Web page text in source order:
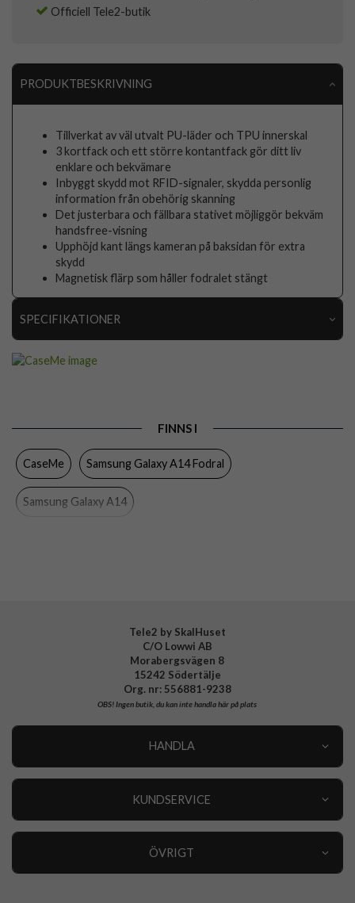
Officiell Tele2-butik
PRODUKTBESKRIVNING
Tillverkat av väl utvalt PU-läder och TPU innerskal
3 kortfack och ett större kontantfack gör ditt liv
enklare och bekvämare
Inbyggt skydd mot RFID-signaler, skydda personlig
information från obehörig skanning
Det justerbara och fällbara stativet möjliggör bekväm
handsfree-visning
Upphöjd kant längs kameran på baksidan för extra
skydd
Magnetisk flärp som håller fodralet stängt
SPECIFIKATIONER
Kortfack, RFID-skydd, Stativfunktion
Färg
FINNS I
CaseMe Samsung Galaxy A14 Fodral
Samsung Galaxy A14
Tele2 by SkalHuset
C/O Lowwi AB
Morabergsvägen 8
15242 Södertälje
Org. nr: 556881-9238
OBS!Ingen butik, du kan inte handla här på plats
HANDLA
KUNDSERVICE
ÖVRIGT